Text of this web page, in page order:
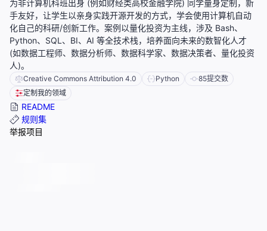
为非计算机科班出身 (例如财经类高校金融学院) 同学量身定制，新
手友好，让学生以亲身实践开源开发的方式，学会使用计算机自动
化自己的科研/创新工作。案例以量化投资为主线，涉及 Bash、
Python、SQL、BI、AI 等全技术栈，培养面向未来的数智化人才
(如数据工程师、数据分析师、数据科学家、数据决策者、量化投资
人)。
Creative Commons Attribution 4.0 Python 85提交数
定制我的领域
README
规则集
举报项目